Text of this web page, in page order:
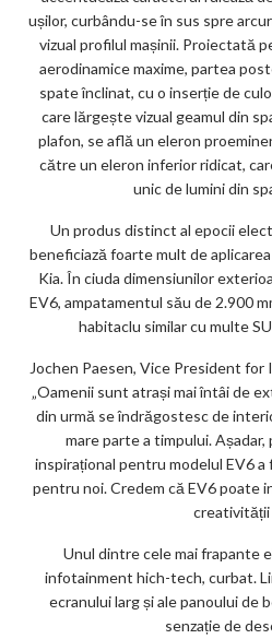
ușilor, curbându-se în sus spre
vizual profilul mașinii. Proiectată
aerodinamice maxime, partea
spate înclinat, cu o inserție de
care lărgește vizual geamul din
plafon, se află un eleron
către un eleron inferior ridicat,
unic de lumini din
Un produs distinct al epocii
beneficiază foarte mult de
Kia. În ciuda dimensiunilor
EV6, ampatamentul său de 2.900
habitaclu similar cu multe
Jochen Paesen, Vice President
„Oamenii sunt atrași mai întâi de
din urmă se îndrăgostesc de
mare parte a timpului.
inspirațional pentru modelul EV6
pentru noi. Credem că EV6 poate
creativității
Unul dintre cele mai frapante
infotainment hich-tech, curbat.
ecranului larg și ale panoului de
senzație de